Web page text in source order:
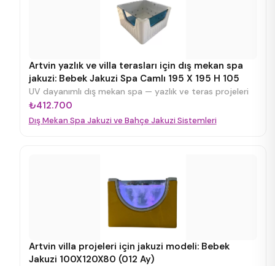
Artvin yazlık ve villa terasları için dış mekan spa
jakuzi: Bebek Jakuzi Spa Camlı 195 X 195 H 105
UV dayanımlı dış mekan spa — yazlık ve teras projeleri
₺412.700
Dış Mekan Spa Jakuzi ve Bahçe Jakuzi Sistemleri
Artvin villa projeleri için jakuzi modeli: Bebek
Jakuzi 100X120X80 (012 Ay)